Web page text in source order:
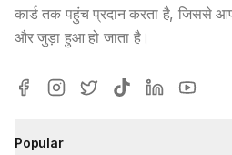
कार्ड तक पहुंच प्रदान करता है, जिससे
और जुड़ा हुआ हो जाता है।
Popular